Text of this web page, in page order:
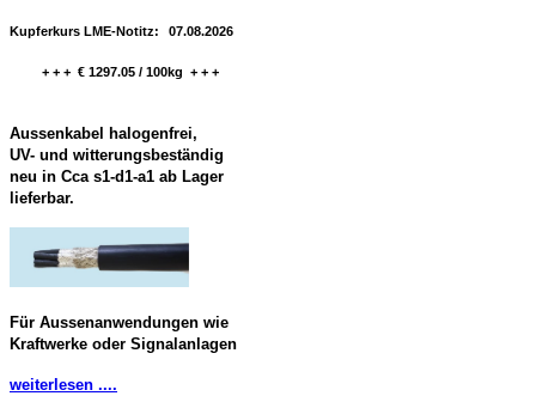
Kupferkurs LME-Notitz: 07.08.2026
+ + + € 1297.05 / 100kg + + +
Aussenkabel halogenfrei,
UV- und witterungsbeständig
neu in Cca s1-d1-a1 ab Lager
lieferbar.
Für Aussenanwendungen wie
Kraftwerke oder Signalanlagen
weiterlesen ....